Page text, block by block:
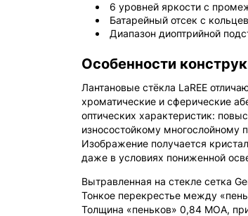
6 уровней яркости с
Батарейный отсек с
Диапазон диоптрийной
Особенности
Лантановые стёкла LaREE
хроматические и сферические
оптических характеристик:
износостойкому многослойному
Изображение получается
даже в условиях пониженной
Вытравленная на стекле сетка
Тонкое перекрестье между
Толщина «пеньков» 0,84 MOA,